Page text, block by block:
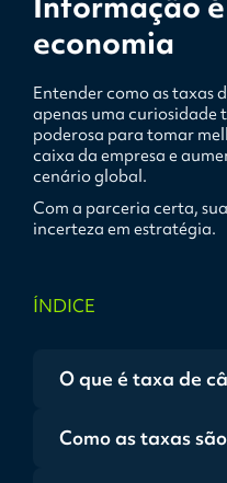
economia
Entender como as taxas
apenas uma curiosidade
poderosa para tomar
caixa da empresa e
cenário global.
Com a parceria certa,
incerteza em estratégia.
ÍNDICE
O que é taxa de
Como as taxas